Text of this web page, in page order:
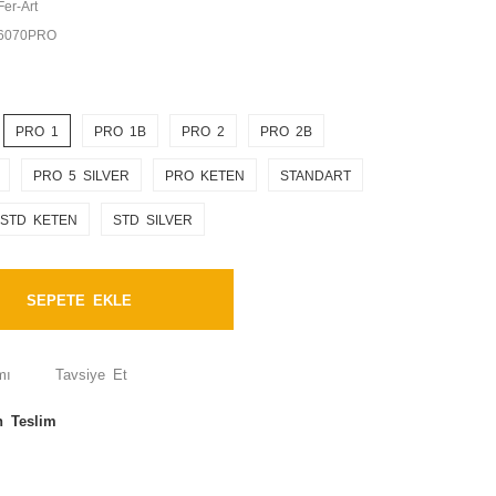
Art
PRO 1 PRO 1B PRO 2 PRO 2B
PRO 5 SILVER PRO KETEN STANDART
STD KETEN STD SILVER
SEPETE EKLE
Tavsiye Et
Teslim